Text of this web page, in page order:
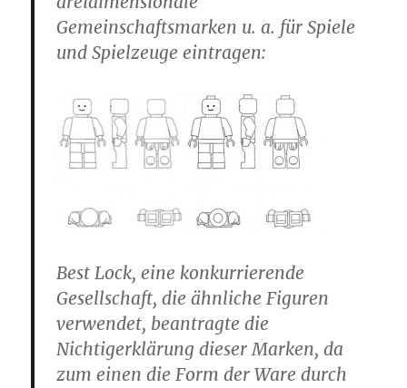
Gemeinschaftsmarken u. a. für Spiele
und Spielzeuge eintragen:
Best Lock, eine konkurrierende
Gesellschaft, die ähnliche Figuren
verwendet, beantragte die
Nichtigerklärung dieser Marken, da
zum einen die Form der Ware durch